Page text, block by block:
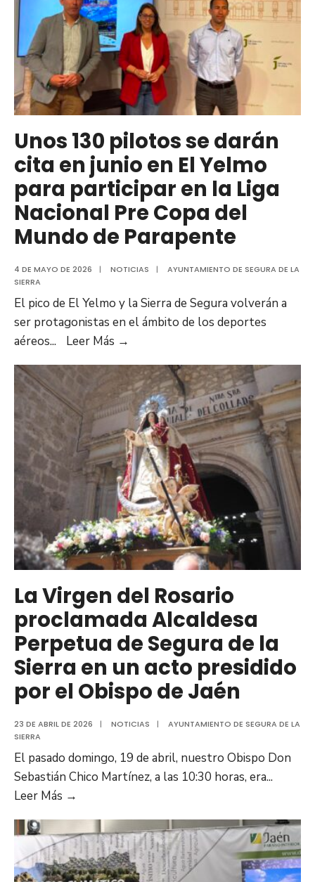
Unos 130 pilotos se darán
cita en junio en El Yelmo
para participar en la Liga
Nacional Pre Copa del
Mundo de Parapente
4 DE MAYO DE 2026 | NOTICIAS |
AYUNTAMIENTO DE SEGURA DE LA
SIERRA
El pico de El Yelmo y la Sierra de Segura volverán a
ser protagonistas en el ámbito de los deportes
aéreos... Leer Más →
La Virgen del Rosario
proclamada Alcaldesa
Perpetua de Segura de la
Sierra en un acto presidido
por el Obispo de Jaén
23 DE ABRIL DE 2026 | NOTICIAS |
AYUNTAMIENTO DE SEGURA DE LA
SIERRA
El pasado domingo, 19 de abril, nuestro Obispo Don
Sebastián Chico Martínez, a las 10:30 horas, era...
Leer Más →